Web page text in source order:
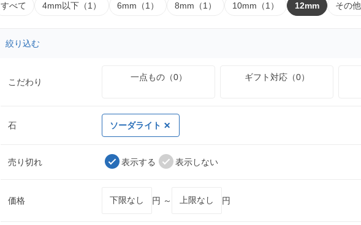
すべて 4mm以下（1） 6mm（1） 8mm（1） 10mm（1） 12mm その
絞り込む
こだわり 一点もの（0） ギフト対応（0）
石 ソーダライト
売り切れ 表示する 表示しない
価格 円 ～ 円